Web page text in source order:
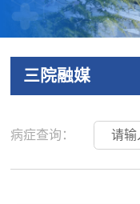
三院融媒
病症查询：